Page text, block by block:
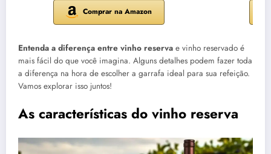
Comprar na Amazon
Entenda a diferença entre vinho reserva e vinho reservado é
mais fácil do que você imagina. Alguns detalhes podem fazer toda
a diferença na hora de escolher a garrafa ideal para sua refeição.
Vamos explorar isso juntos!
As características do vinho reserva